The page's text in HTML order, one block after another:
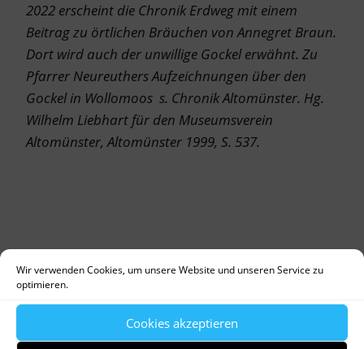
Wir verwenden Cookies, um unsere Website und unseren Service zu
optimieren.
Cookies akzeptieren
2022 erscheint die Chronik Erdweg mit einem
Beitrag zu örtlichen Bräuchen von Annegret Braun.
Dort wird auch der unwillige Gockel erwähnt. Zu
Pfarrer Neureuthers Aufzeichnungen über den
Gockel in Wollomoos s. Chronik Altomünster. Hg.
Wilhelm Liebhart für den Museumsverein
Altomünster, Altomünster 1999, S. 537.